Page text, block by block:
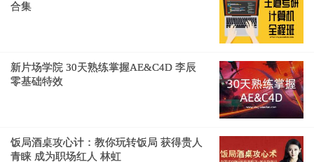
合集
新片场学院 30天熟练掌握AE&C4D 李辰
零基础特效
饭局酒桌攻心计：教你玩转饭局 获得贵人
青‌‌睐 成为职场红人 林虹